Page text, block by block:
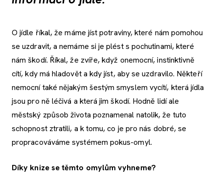
O jídle říkal, že máme jíst potraviny, které nám pomohou
se uzdravit, a nemáme si je plést s pochutinami, které
nám škodí. Říkal, že zvíře, když onemocní, instinktivně
cítí, kdy má hladovět a kdy jíst, aby se uzdravilo. Někteří
nemocní také nějakým šestým smyslem vycítí, která jídla
jsou pro ně léčivá a která jim škodí. Hodně lidí ale
městský způsob života poznamenal natolik, že tuto
schopnost ztratili, a k tomu, co je pro nás dobré, se
propracováváme systémem pokus-omyl.
Díky knize se těmto omylům vyhneme?